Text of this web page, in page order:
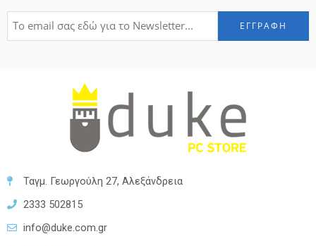
Ταγμ. Γεωργούλη 27, Αλεξάνδρεια
2333 502815
info@duke.com.gr